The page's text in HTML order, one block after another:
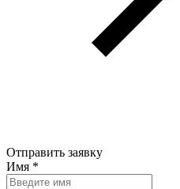
Отправить заявку
Имя *